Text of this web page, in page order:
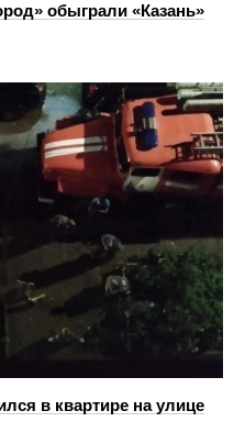
обыграли «Казань»
в квартире на улице